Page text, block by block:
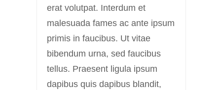
erat volutpat. Interdum et
malesuada fames ac ante ipsum
primis in faucibus. Ut vitae
bibendum urna, sed faucibus
tellus. Praesent ligula ipsum
dapibus quis dapibus blandit,